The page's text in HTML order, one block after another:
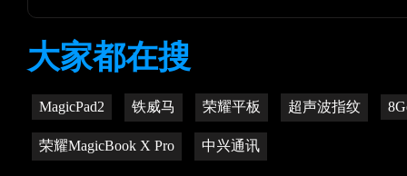
大家都在搜
MagicPad2 铁威马 荣耀平板 超声波指纹
荣耀MagicBook X Pro 中兴通讯